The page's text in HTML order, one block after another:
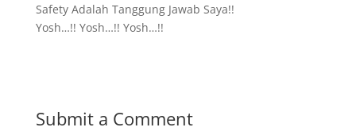
Safety Adalah Tanggung Jawab Saya!!
Yosh…!! Yosh…!! Yosh…!!
Submit a Comment